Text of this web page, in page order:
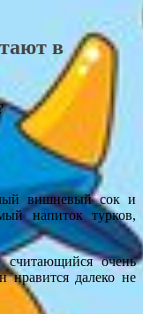
в
вишневый сок и
напиток турков,
очень
нравится далеко не